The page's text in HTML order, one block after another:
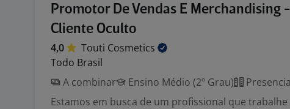
Promotor De Vendas E Merchandising -
Cliente Oculto
4,0 Touti Cosmetics
Todo Brasil
A combinar
Ensino Médio (2º Grau)
Estamos em busca de um profissional que